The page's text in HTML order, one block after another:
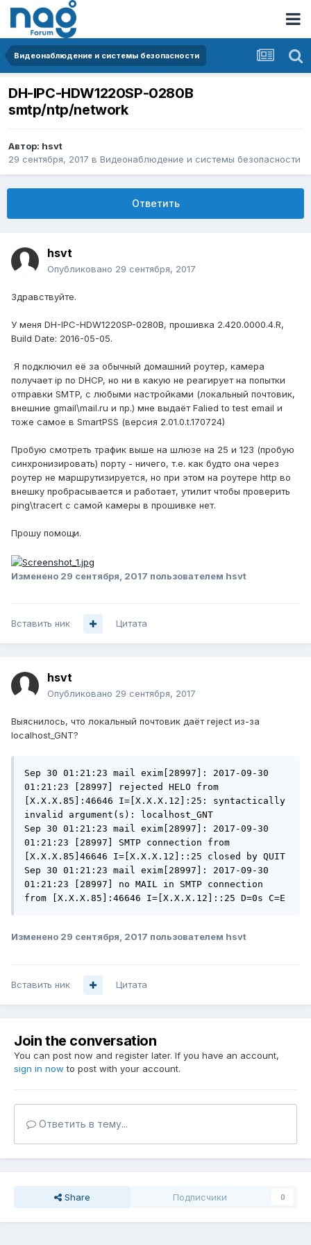
Видеонаблюдение и системы безопасности
DH-IPC-HDW1220SP-0280B
smtp/ntp/network
Автор: hsvt
29 сентября, 2017 в Видеонаблюдение и системы безопасности
Ответить
hsvt
Опубликовано 29 сентября, 2017
Здравствуйте.
У меня DH-IPC-HDW1220SP-0280B, прошивка 2.420.0000.4.R,
Build Date: 2016-05-05.
Я подключил её за обычный домашний роутер, камера
получает ip по DHCP, но ни в какую не реагирует на попытки
отправки SMTP, с любыми настройками (локальный почтовик,
внешние gmail\mail.ru и пр.) мне выдаёт Falied to test email и
тоже самое в SmartPSS (версия 2.01.0.t.170724)
Пробую смотреть трафик выше на шлюзе на 25 и 123 (пробую
синхронизировать) порту - ничего, т.е. как будто она через
роутер не маршрутизируется, но при этом на роутере http во
внешку пробрасывается и работает, утилит чтобы проверить
ping\tracert с самой камеры в прошивке нет.
Прошу помощи.
Изменено 29 сентября, 2017 пользователем hsvt
Вставить ник Цитата
hsvt
Опубликовано 29 сентября, 2017
Выяснилось, что локальный почтовик даёт reject из-за
localhost_GNT?
Sep 30 01:21:23 mail exim[28997]: 2017-09-30
01:21:23 [28997] rejected HELO from
[X.X.X.85]:46646 I=[X.X.X.12]:25: syntactically
invalid argument(s): localhost_GNT
Sep 30 01:21:23 mail exim[28997]: 2017-09-30
01:21:23 [28997] SMTP connection from
[X.X.X.85]46646 I=[X.X.X.12]::25 closed by QUIT
Sep 30 01:21:23 mail exim[28997]: 2017-09-30
01:21:23 [28997] no MAIL in SMTP connection
from [X.X.X.85]:46646 I=[X.X.X.12]::25 D=0s C=E
Изменено 29 сентября, 2017 пользователем hsvt
Вставить ник Цитата
Join the conversation
You can post now and register later. If you have an account,
sign in now to post with your account.
Ответить в тему...
Share Подписчики 0